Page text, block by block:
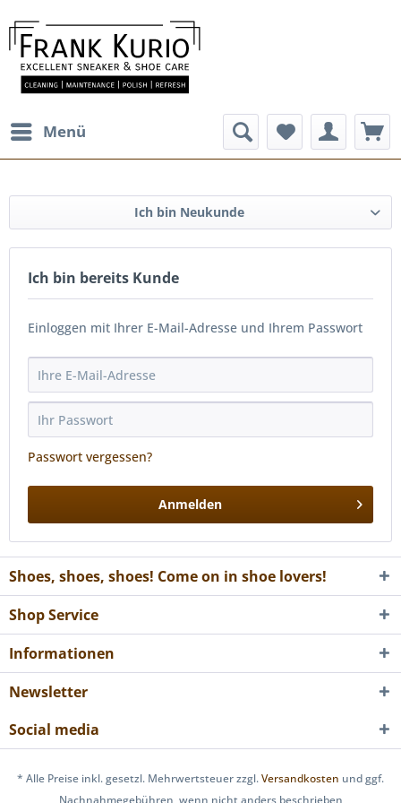
Menü
Ich bin Neukunde
Ich bin bereits Kunde
Einloggen mit Ihrer E-Mail-Adresse und Ihrem Passwort
Passwort vergessen?
Anmelden
Shoes, shoes, shoes! Come on in shoe lovers!
Shop Service
Informationen
Newsletter
Social media
* Alle Preise inkl. gesetzl. Mehrwertsteuer zzgl.Versandkosten und ggf.
Nachnahmegebühren, wenn nicht anders beschrieben